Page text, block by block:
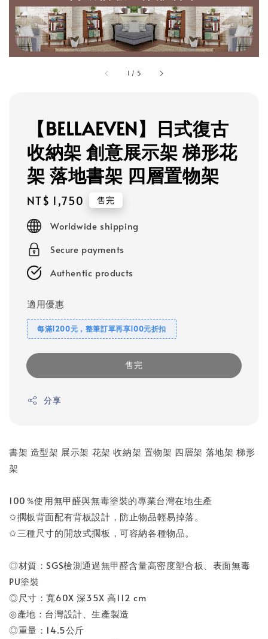
1 / 5
【BELLAEVEN】日式復古
收納架 創意展示架 梯形花
架 落地書架 四層置物架
Regular
price
NT$ 1,750 售完
Worldwide shipping
Secure payments
Authentic products
適用優惠
每滿1200元，整筆訂單再享100元折扣
售完
分享
書架 造型架 展示架 花架 收納架 置物架 四層架 落地架 梯形
架
100％使用無甲醛與無毒塗裝的專業台灣在地生產
✩擱板背面配有背板設計，防止物品輕易掉落。
✩三種尺寸的開放式擱板，可容納各種物品。
◎材質：SGS檢測通過無甲醛含量高密度塑合板、表面無毒
PU塗裝
◎尺寸：寬60X 深35X 高112 cm
◎產地：台灣設計、生產製造
◎重量：14.5公斤